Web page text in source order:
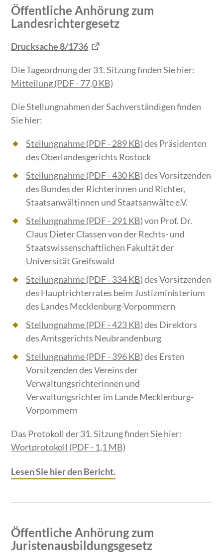
Öffentliche Anhörung zum
Landesrichtergesetz
Drucksache 8/1736
Die Tageordnung der 31. Sitzung finden Sie hier:
Mitteilung(PDF - 77,0 KB)
Die Stellungnahmen der Sachverständigen finden
Sie hier:
Stellungnahme(PDF - 289 KB)des Präsidenten
des Oberlandesgerichts Rostock
Stellungnahme(PDF - 430 KB)des Vorsitzenden
des Bundes der Richterinnen und Richter,
Staatsanwältinnen und Staatsanwälte e.V.
Stellungnahme(PDF - 291 KB)von Prof. Dr.
Claus Dieter Classen von der Rechts- und
Staatswissenschaftlichen Fakultät der
Universität Greifswald
Stellungnahme(PDF - 334 KB)des Vorsitzenden
des Hauptrichterrates beim Justizministerium
des Landes Mecklenburg-Vorpommern
Stellungnahme(PDF - 423 KB)des Direktors
des Amtsgerichts Neubrandenburg
Stellungnahme(PDF - 396 KB)des Ersten
Vorsitzenden des Vereins der
Verwaltungsrichterinnen und
Verwaltungsrichter im Lande Mecklenburg-
Vorpommern
Das Protokoll der 31. Sitzung finden Sie hier:
Wortprotokoll (PDF - 1,1 MB)
Lesen Sie hier den Bericht.
Öffentliche Anhörung zum
Juristenausbildungsgesetz